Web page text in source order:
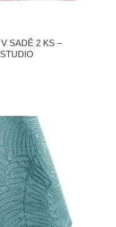
SADĚ 2 KS –